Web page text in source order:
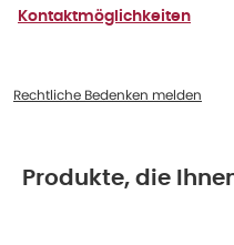
Kontaktmöglichkeiten
Rechtliche Bedenken melden
Produkte, die